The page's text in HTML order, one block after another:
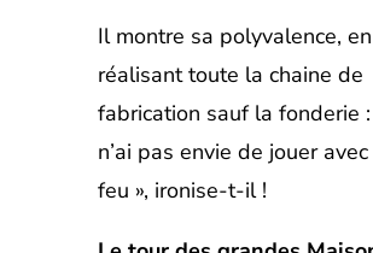
Il montre sa polyvalence, en
réalisant toute la chaine de
fabrication sauf la fonderie :
n’ai pas envie de jouer
feu », ironise-t-il !